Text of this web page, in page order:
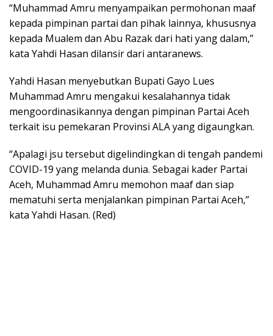
“Muhammad Amru menyampaikan permohonan maaf
kepada pimpinan partai dan pihak lainnya, khususnya
kepada Mualem dan Abu Razak dari hati yang dalam,”
kata Yahdi Hasan dilansir dari antaranews.
Yahdi Hasan menyebutkan Bupati Gayo Lues
Muhammad Amru mengakui kesalahannya tidak
mengoordinasikannya dengan pimpinan Partai Aceh
terkait isu pemekaran Provinsi ALA yang digaungkan.
“Apalagi jsu tersebut digelindingkan di tengah pandemi
COVID-19 yang melanda dunia. Sebagai kader Partai
Aceh, Muhammad Amru memohon maaf dan siap
mematuhi serta menjalankan pimpinan Partai Aceh,”
kata Yahdi Hasan. (Red)